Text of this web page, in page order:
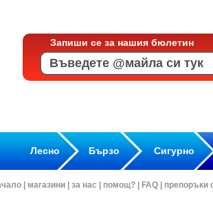
Запиши се за нашия бюлетин
Лесно Бързо Сигурно
магазини за нас помощ? FAQ препоръки